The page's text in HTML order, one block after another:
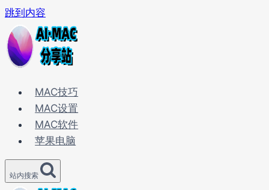
跳到内容
MAC技巧
MAC设置
MAC软件
苹果电脑
站内搜索